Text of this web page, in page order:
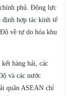
phủ. Động lực
định hợp tác kinh tế
về tự do hóa khu
hàng hải, các
và các nước
quân ASEAN chỉ